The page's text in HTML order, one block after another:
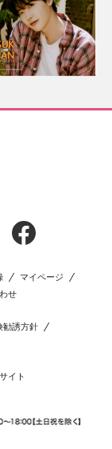
マイページ
せ
勧誘方針
イト